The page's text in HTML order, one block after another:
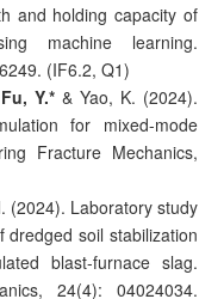
and holding capacity of
machine learning.
(IF6.2, Q1)
Fu, Y.* & Yao, K. (2024).
for mixed-mode
Fracture Mechanics,
(2024). Laboratory study
soil stabilization
blast-furnace slag.
24(4): 04024034.